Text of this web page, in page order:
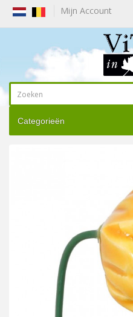
Mijn Account
Categorieën